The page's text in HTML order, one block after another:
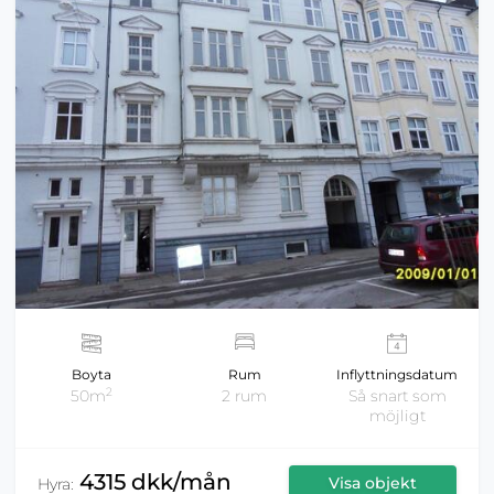
Boyta
50m2
Rum
2 rum
Inflyttningsdatum
Så snart som
möjligt
Hyra: 4315 dkk/mån Visa objekt